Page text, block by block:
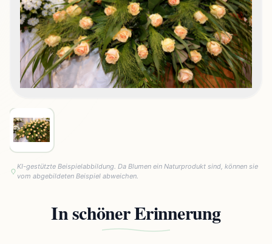
KI-gestützte Beispielabbildung. Da Blumen ein Naturprodukt sind, können sie
vom abgebildeten Beispiel abweichen.
In schöner Erinnerung